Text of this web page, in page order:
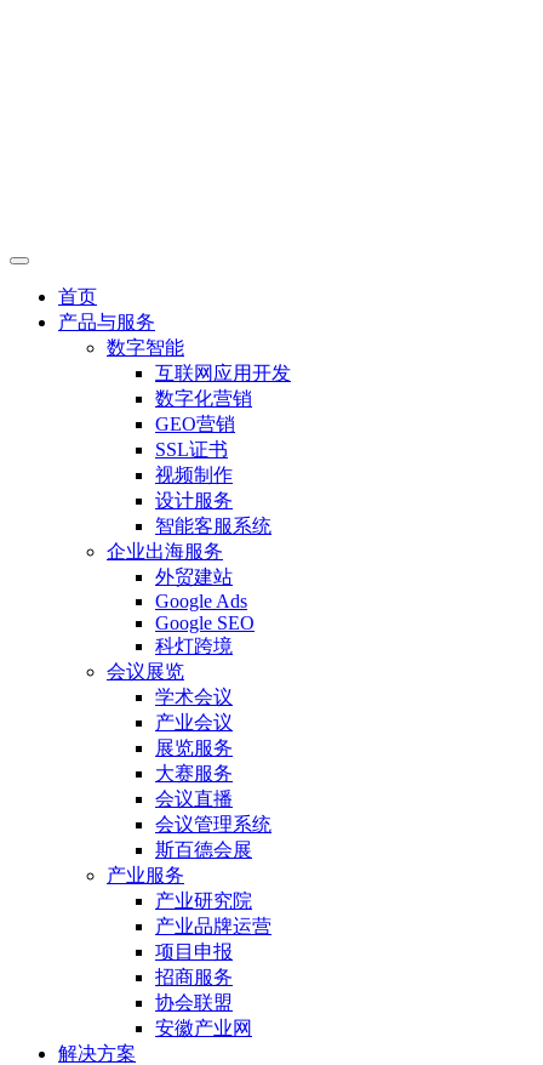
首页
产品与服务
数字智能
互联网应用开发
数字化营销
GEO营销
SSL证书
视频制作
设计服务
智能客服系统
企业出海服务
外贸建站
Google Ads
Google SEO
科灯跨境
会议展览
学术会议
产业会议
展览服务
大赛服务
会议直播
会议管理系统
斯百德会展
产业服务
产业研究院
产业品牌运营
项目申报
招商服务
协会联盟
安徽产业网
解决方案